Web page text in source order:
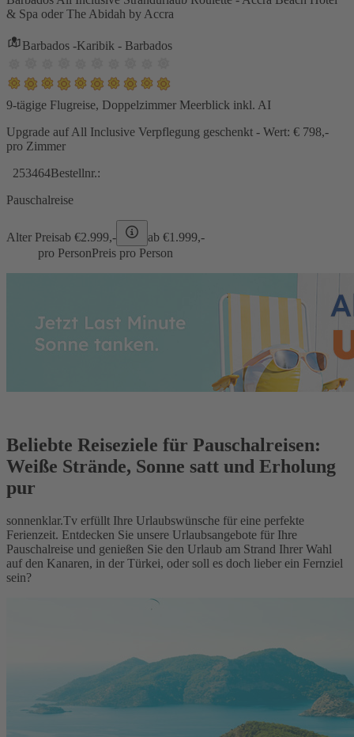
& Spa oder The Abidah by Accra
Barbados -Karibik - Barbados
9-tägige Flugreise, Doppelzimmer Meerblick inkl. AI
Upgrade auf All Inclusive Verpflegung geschenkt - Wert: € 798,-
pro Zimmer
253464Bestellnr.:
Pauschalreise
Alter Preisab €2.999,- ab €1.999,-
pro PersonPreis pro Person
Beliebte Reiseziele für Pauschalreisen:
Weiße Strände, Sonne satt und Erholung
pur
sonnenklar.Tv erfüllt Ihre Urlaubswünsche für eine perfekte
Ferienzeit. Entdecken Sie unsere Urlaubsangebote für Ihre
Pauschalreise und genießen Sie den Urlaub am Strand Ihrer Wahl
auf den Kanaren, in der Türkei, oder soll es doch lieber ein Fernziel
sein?